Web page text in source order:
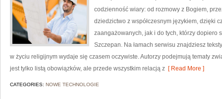
codzienność wiary: od rozmowy z Bogiem,
dziedzictwo z współczesnym językiem, dzięki
zaangażowanych, jak i do tych, którzy dopiero
Szczepan. Na łamach serwisu znajdziesz
w życiu religijnym wydaje się czasem oczywiste. Autorzy podejmują tematy
jest tylko listą obowiązków, ale przede wszystkim relacją z [ Read More ]
CATEGORIES: NOWE TECHNOLOGIE